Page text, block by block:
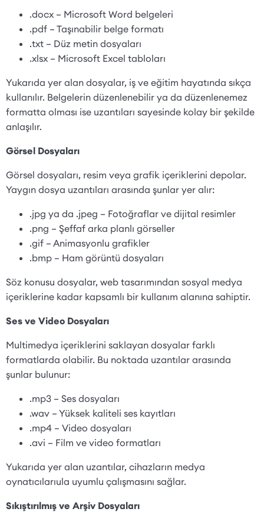
.docx – Microsoft Word belgeleri
.pdf – Taşınabilir belge formatı
.txt – Düz metin dosyaları
.xlsx – Microsoft Excel tabloları
Yukarıda yer alan dosyalar, iş ve eğitim hayatında sıkça
kullanılır. Belgelerin düzenlenebilir ya da düzenlenemez
formatta olması ise uzantıları sayesinde kolay bir şekilde
anlaşılır.
Görsel Dosyaları
Görsel dosyaları, resim veya grafik içeriklerini depolar.
Yaygın dosya uzantıları arasında şunlar yer alır:
.jpg ya da .jpeg – Fotoğraflar ve dijital resimler
.png – Şeffaf arka planlı görseller
.gif – Animasyonlu grafikler
.bmp – Ham görüntü dosyaları
Söz konusu dosyalar, web tasarımından sosyal medya
içeriklerine kadar kapsamlı bir kullanım alanına sahiptir.
Ses ve Video Dosyaları
Multimedya içeriklerini saklayan dosyalar farklı
formatlarda olabilir. Bu noktada uzantılar arasında
şunlar bulunur:
.mp3 – Ses dosyaları
.wav – Yüksek kaliteli ses kayıtları
.mp4 – Video dosyaları
.avi – Film ve video formatları
Yukarıda yer alan uzantılar, cihazların medya
oynatıcılarıula uyumlu çalışmasını sağlar.
Sıkıştırılmış ve Arşiv Dosyaları